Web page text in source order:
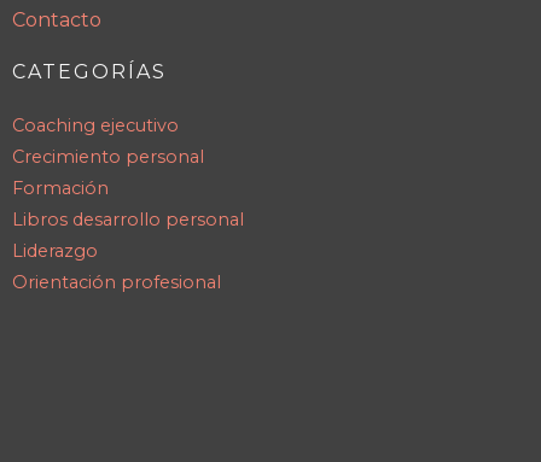
Contacto
CATEGORÍAS
Coaching ejecutivo
Crecimiento personal
Formación
Libros desarrollo personal
Liderazgo
Orientación profesional